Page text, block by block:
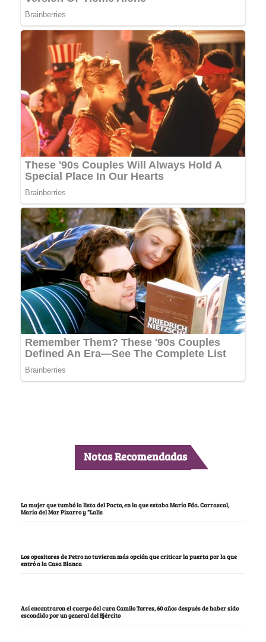
Notas Recomendadas
La mujer que tumbó la lista del Pacto, en la que estaba María Fda. Carrascal,
María del Mar Pizarro y “Lalis
Los opositores de Petro no tuvieron más opción que criticar la puerta por la que
entró a la Casa Blanca
Así encontraron el cuerpo del cura Camilo Torres, 60 años después de haber sido
escondido por un general del Ejército